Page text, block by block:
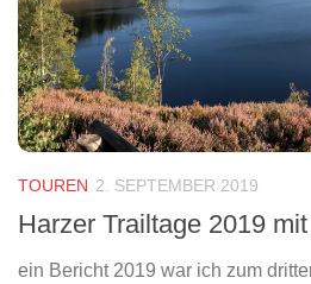
TOUREN 2. SEPTEMBER 2019
Harzer Trailtage 2019
ein Bericht 2019 war ich zum